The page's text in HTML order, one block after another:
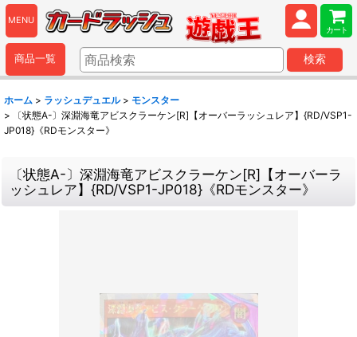
MENU
カート
商品一覧 検索
ホーム > ラッシュデュエル > モンスター
>
〔状態A-〕深淵海竜アビスクラーケン[R]【オーバーラッシュレア】{RD/VSP1-
JP018}《RDモンスター》
〔状態A-〕深淵海竜アビスクラーケン[R]【オーバーラ
ッシュレア】{RD/VSP1-JP018}《RDモンスター》